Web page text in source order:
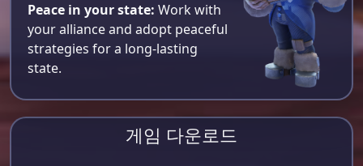
Peace in your state: Work with
your alliance and adopt peaceful
strategies for a long-lasting
state.
게임 다운로드